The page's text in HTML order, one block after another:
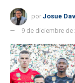
por Josue
9 de diciembre de